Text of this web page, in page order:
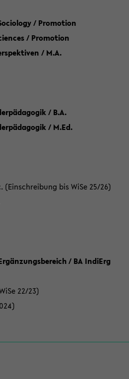
/ Promotion
/ Promotion
/ M.A.
/ B.A.
/ M.Ed.
bis WiSe 25/26)
/ BA IndiErg
22/23)